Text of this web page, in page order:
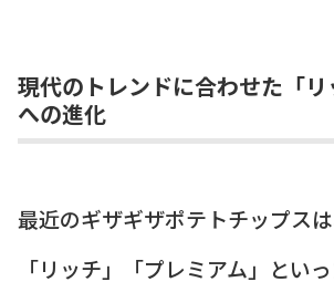
現代のトレンドに合わせた「リ
への進化
最近のギザギザポテトチップスは
「リッチ」「プレミアム」とい